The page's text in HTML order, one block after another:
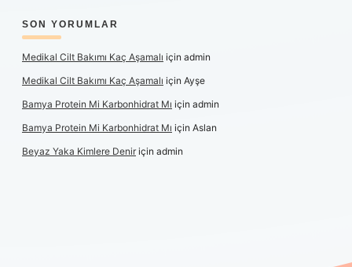
SON YORUMLAR
Medikal Cilt Bakımı Kaç Aşamalı için admin
Medikal Cilt Bakımı Kaç Aşamalı için Ayşe
Bamya Protein Mi Karbonhidrat Mı için admin
Bamya Protein Mi Karbonhidrat Mı için Aslan
Beyaz Yaka Kimlere Deniriçin admin